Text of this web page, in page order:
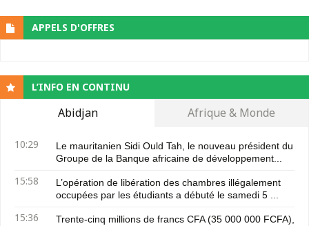
APPELS D'OFFRES
L’INFO EN CONTINU
Abidjan Afrique & Monde
10:29
Le mauritanien Sidi Ould Tah, le nouveau président du
Groupe de la Banque africaine de développement...
15:58
L’opération de libération des chambres illégalement
occupées par les étudiants a débuté le samedi 5 ...
15:36
Trente-cinq millions de francs CFA (35 000 000 FCFA),